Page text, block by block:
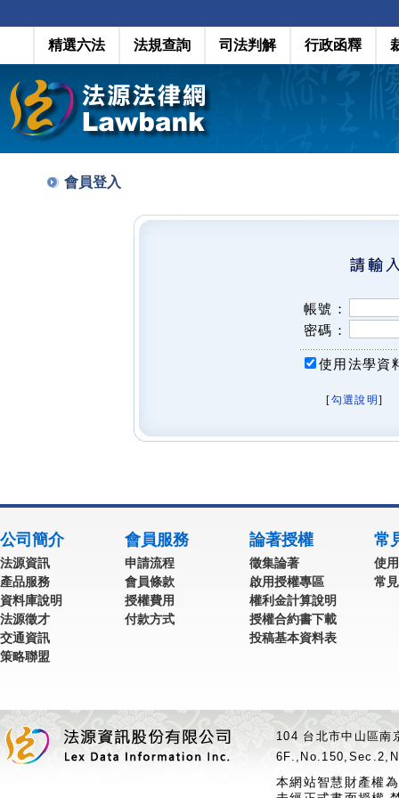
精選六法 法規查詢 司法判解 行政函釋
會員登入
帳號：
密碼：
使用法學資
[勾選說明 ]
公司簡介
法源資訊
產品服務
資料庫說明
法源徵才
交通資訊
策略聯盟
會員服務
申請流程
會員條款
授權費用
付款方式
論著授權
徵集論著
啟用授權專區
權利金計算說明
授權合約書下載
投稿基本資料表
常
使
常
104 台北市中山區
本網站智慧財產權